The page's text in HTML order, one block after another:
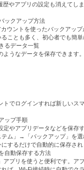
やアプリの設定も消えてし
ックアップ方法
ウントを使ったバックアッ
ことも多く、初心者でも簡
るデータ一覧
ようなデータを保存できます
トでログインすれば新しいス
ップ手順
定やアプリデータなどを保存
テム」→「バックアップ」を
するだけで自動的に保存さ
自動保存する方法
アプリを使うと便利です。ア